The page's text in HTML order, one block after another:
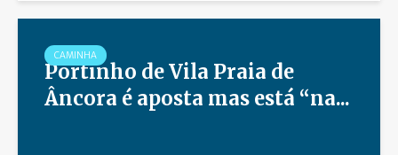
CAMINHA
Portinho de Vila Praia de
Âncora é aposta mas está “na...